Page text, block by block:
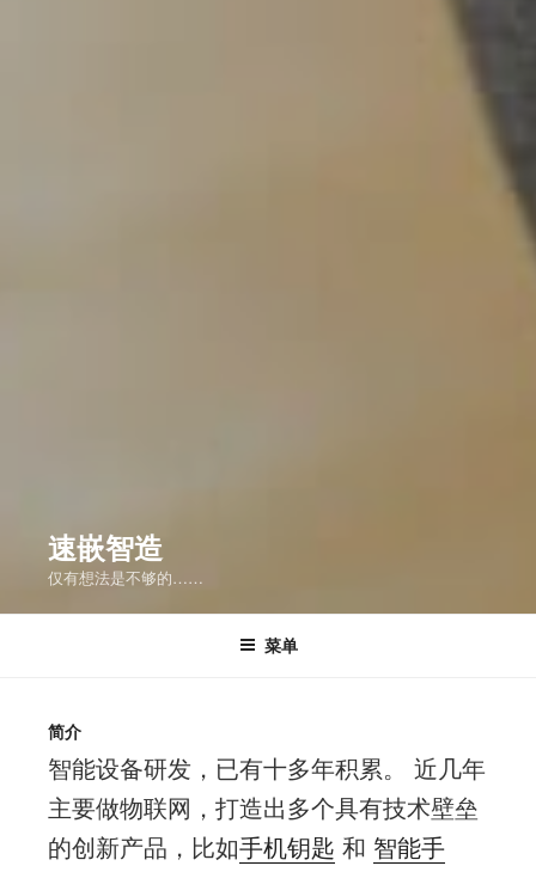
速嵌智造
仅有想法是不够的……
菜单
简介
智能设备研发，已有十多年积累。 近几年
主要做物联网，打造出多个具有技术壁垒
的创新产品，比如手机钥匙 和 智能手